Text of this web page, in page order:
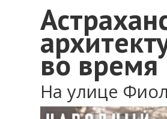
во время
На улице